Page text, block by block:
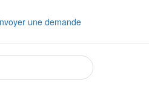
une demande